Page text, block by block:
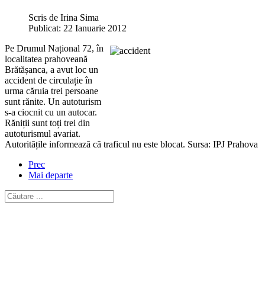
Scris de Irina Sima
Publicat: 22 Ianuarie 2012
Pe Drumul Național 72, în
localitatea prahoveană
Brătășanca, a avut loc un
accident de circulație în
urma căruia trei persoane
sunt rănite. Un autoturism
s-a ciocnit cu un autocar.
Răniții sunt toți trei din
autoturismul avariat.
Autoritățile informează că traficul nu este blocat. Sursa: IPJ Prahova
Prec
Mai departe